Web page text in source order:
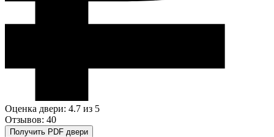
Оценка двери: 4.7 из 5
Отзывов: 40
Получить PDF двери